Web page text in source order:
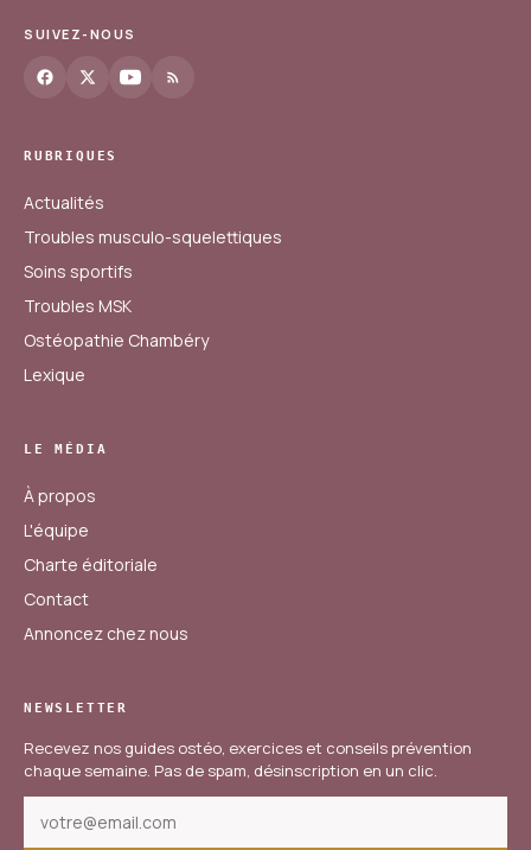
SUIVEZ-NOUS
RUBRIQUES
Actualités
Troubles musculo-squelettiques
Soins sportifs
Troubles MSK
Ostéopathie Chambéry
Lexique
LE MÉDIA
À propos
L'équipe
Charte éditoriale
Contact
Annoncez chez nous
NEWSLETTER
Recevez nos guides ostéo, exercices et conseils prévention
chaque semaine. Pas de spam, désinscription en un clic.